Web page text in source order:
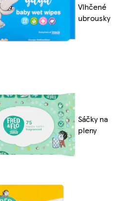
Vlhčené
ubrousky
Sáčky na
pleny